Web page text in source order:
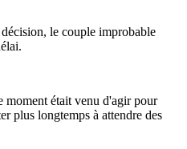
le couple improbable
moment était venu d'agir pour
plus longtemps à attendre des